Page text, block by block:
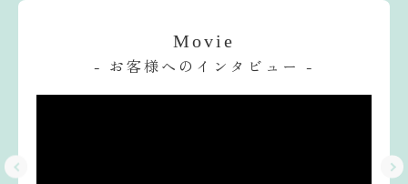
Movie
- お客様へのインタビュー -